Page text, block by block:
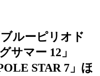
ルーピリオド
サマー 12」
STAR 7」ほ